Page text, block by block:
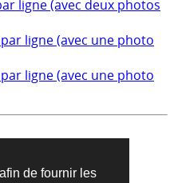
de fournir les
ligne (avec deux photos
ligne (avec une photo
ligne (avec une photo